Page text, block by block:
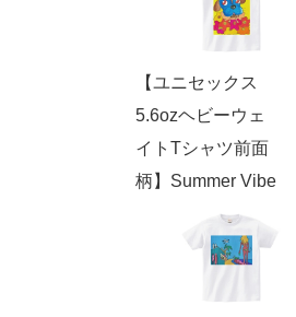
【ユニセックス
5.6ozヘビーウェ
イトTシャツ前面
柄】Summer Vibe